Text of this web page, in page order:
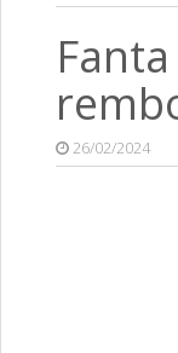
26/02/2024